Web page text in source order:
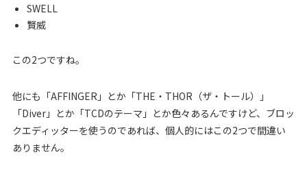
SWELL
賢威
この2つですね。
他にも「AFFINGER」とか「THE・THOR（ザ・トール）」
「Diver」とか「TCDのテーマ」とか色々あるんですけど、ブロッ
クエディッターを使うのであれば、個人的にはこの2つで間違い
ありません。